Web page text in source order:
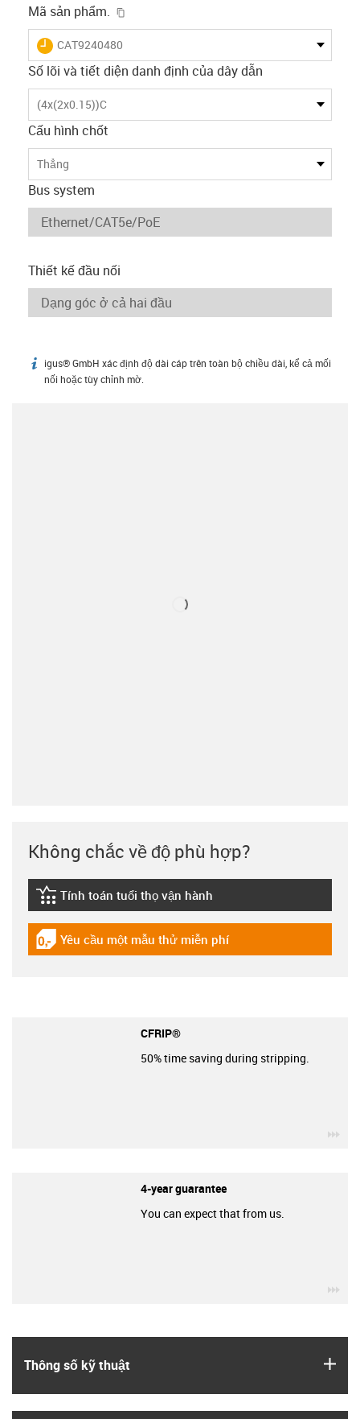
Mã sản phẩm.
igus-icon-lieferzeit
CAT9240480
Số lõi và tiết diện danh định của dây dẫn
(4x(2x0.15))C
Cấu hình chốt
Thẳng
Bus system
Thiết kế đầu nối
igus-icon-info
igus® GmbH xác định độ dài cáp trên toàn bộ chiều dài, kể cả mối
nối hoặc tùy chỉnh mờ.
Thông số kỹ thuật
Không chắc về độ phù hợp?
igus-icon-lebensdauerrechner
Tính toán tuổi thọ vận hành
igus-icon-gratismuster
Yêu cầu một mẫu thử miễn phí
CFRIP®
50% time saving during stripping.
4-year guarantee
You can expect that from us.